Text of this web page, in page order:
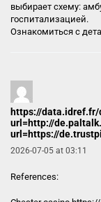
выбирает схему:
госпитализацией.
Ознакомиться с
https://data.idref.fr/
url=http://
url=https://
2026-07-05 at 03:11
References: